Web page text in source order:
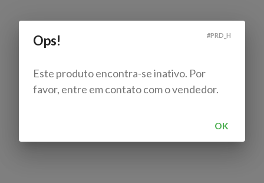
Ops! #PRD_H
Este produto encontra-se inativo. Por
favor, entre em contato com o vendedor.
OK